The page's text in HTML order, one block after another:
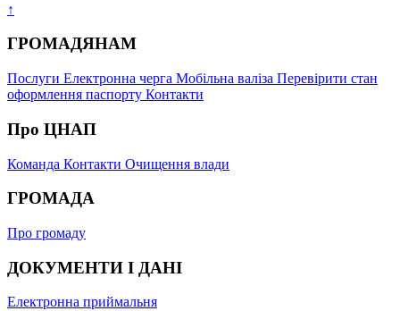
↑
ГРОМАДЯНАМ
Послуги Електронна черга Мобільна валіза Перевірити стан
оформлення паспорту Контакти
Про ЦНАП
Команда Контакти Очищення влади
ГРОМАДА
Про громаду
ДОКУМЕНТИ І ДАНІ
Електронна приймальня